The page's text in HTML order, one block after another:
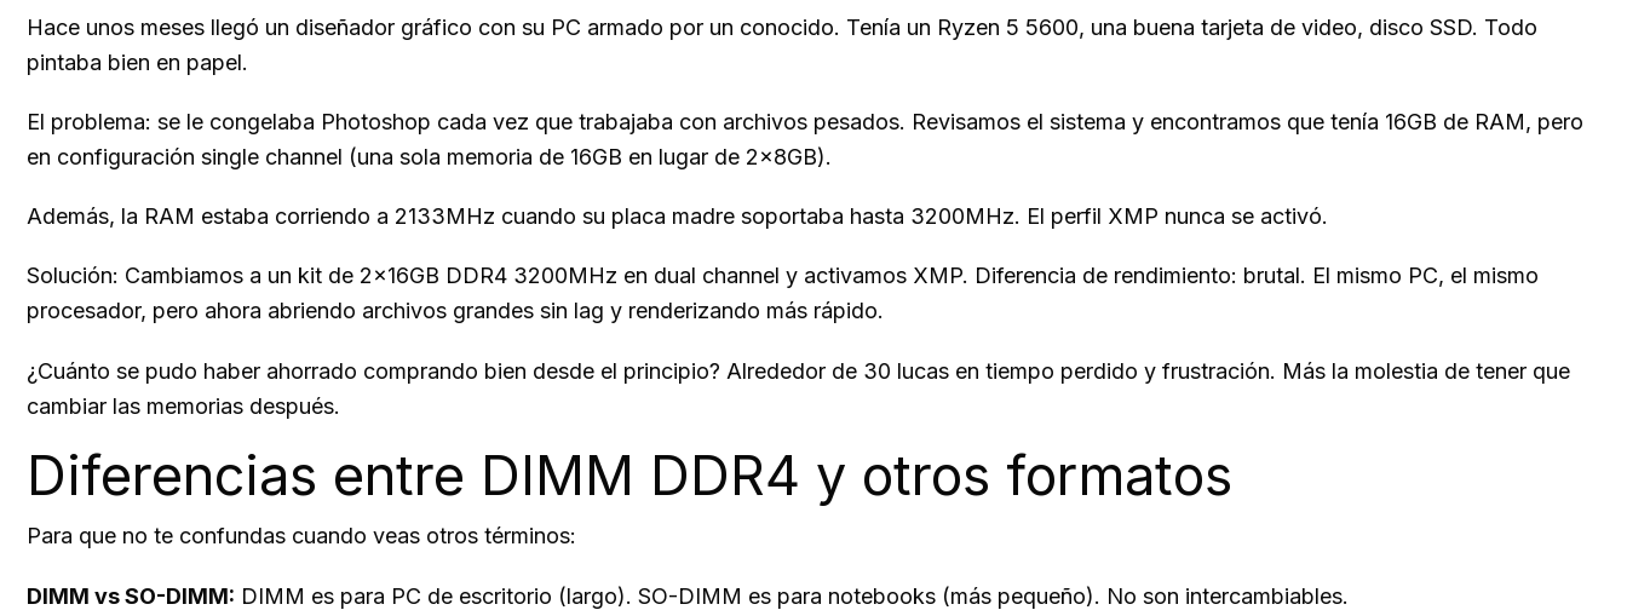
Hace unos meses llegó un diseñador gráfico con su PC armado por un conocido. Tenía un Ryzen 5 5600, una buena tarjeta de video, disco SSD. Todo
pintaba bien en papel.
El problema: se le congelaba Photoshop cada vez que trabajaba con archivos pesados. Revisamos el sistema y encontramos que tenía 16GB de RAM, pero
en configuración single channel (una sola memoria de 16GB en lugar de 2x8GB).
Además, la RAM estaba corriendo a 2133MHz cuando su placa madre soportaba hasta 3200MHz. El perfil XMP nunca se activó.
Solución: Cambiamos a un kit de 2x16GB DDR4 3200MHz en dual channel y activamos XMP. Diferencia de rendimiento: brutal. El mismo PC, el mismo
procesador, pero ahora abriendo archivos grandes sin lag y renderizando más rápido.
¿Cuánto se pudo haber ahorrado comprando bien desde el principio? Alrededor de 30 lucas en tiempo perdido y frustración. Más la molestia de tener que
cambiar las memorias después.
Diferencias entre DIMM DDR4 y otros formatos
Para que no te confundas cuando veas otros términos:
DIMM vs SO-DIMM: DIMM es para PC de escritorio (largo). SO-DIMM es para notebooks (más pequeño). No son intercambiables.